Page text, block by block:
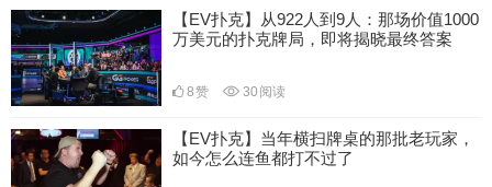
【EV扑克】从922人到9人：那场价值1000
万美元的扑克牌局，即将揭晓最终答案
8赞 30 阅读
【EV扑克】当年横扫牌桌的那批老玩家，
如今怎么连鱼都打不过了